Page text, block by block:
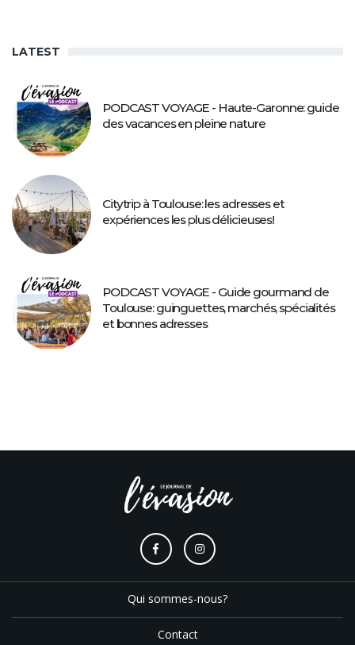
LATEST
PODCAST VOYAGE - Haute-Garonne: guide
des vacances en pleine nature
Citytrip à Toulouse: les adresses et
expériences les plus délicieuses!
PODCAST VOYAGE - Guide gourmand de
Toulouse: guinguettes, marchés, spécialités
et bonnes adresses
Qui sommes-nous?
Contact